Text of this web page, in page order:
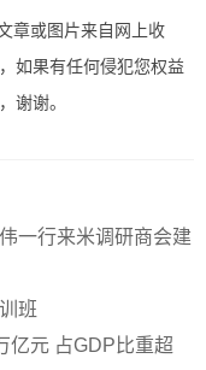
章或图片来自网上收
如果有任何侵犯您权益
谢谢。
一行来米调研商会建
班
亿元 占GDP比重超